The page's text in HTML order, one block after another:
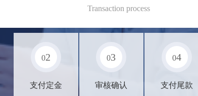
Transaction process
02
支付定金
03
审核确认
04
支付尾款